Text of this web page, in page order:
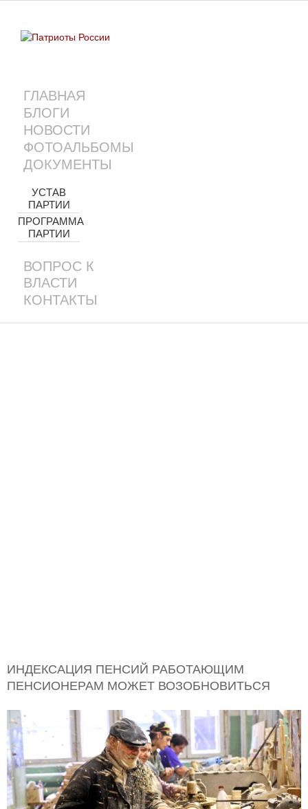
ГЛАВНАЯ
БЛОГИ
НОВОСТИ
ФОТОАЛЬБОМЫ
ДОКУМЕНТЫ
УСТАВ
ПАРТИИ
ПРОГРАММА
ПАРТИИ
ВОПРОС К
ВЛАСТИ
КОНТАКТЫ
ИНДЕКСАЦИЯ ПЕНСИЙ РАБОТАЮЩИМ
ПЕНСИОНЕРАМ МОЖЕТ ВОЗОБНОВИТЬСЯ